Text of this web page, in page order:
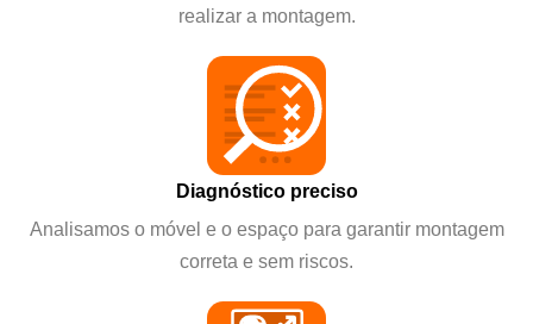
realizar a montagem.
Diagnóstico preciso
Analisamos o móvel e o espaço para garantir montagem
correta e sem riscos.